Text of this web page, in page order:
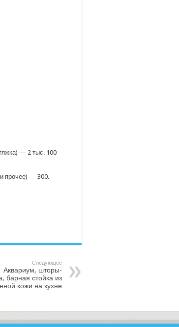
— 2 тыс. 100
и прочее) — 300.
Следующее
Аквариум, шторы-
барная стойка из
кожи на кухне